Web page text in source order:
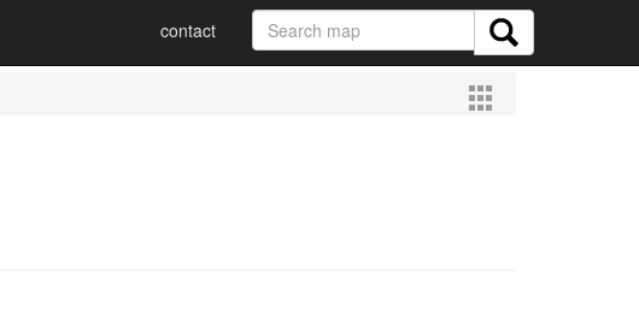
contact